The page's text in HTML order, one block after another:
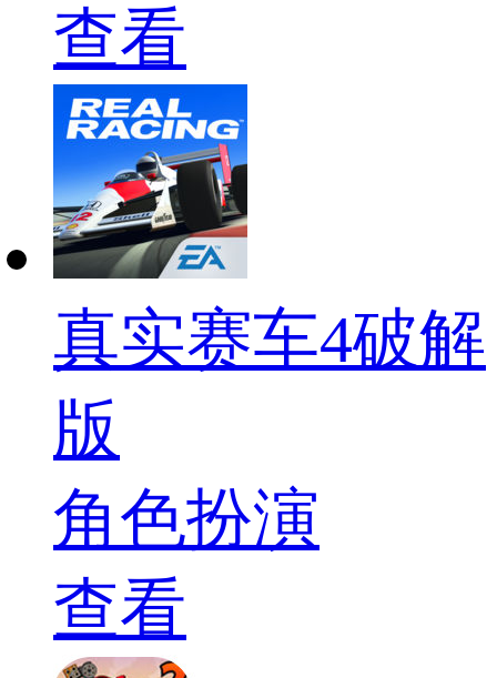
查看
真实赛车4破解
版
角色扮演
查看